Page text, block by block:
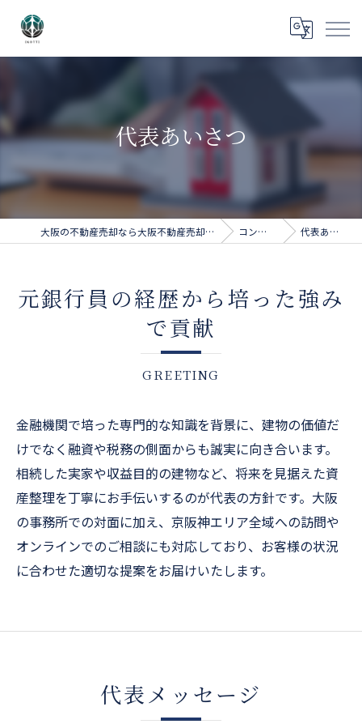
代表あいさつ
大阪の不動産売却なら大阪不動産売却相談センター コンセプト 代表あいさつ
元銀行員の経歴から培った強み
で貢献
GREETING
金融機関で培った専門的な知識を背景に、建物の価値だ
けでなく融資や税務の側面からも誠実に向き合います。
相続した実家や収益目的の建物など、将来を見据えた資
産整理を丁寧にお手伝いするのが代表の方針です。大阪
の事務所での対面に加え、京阪神エリア全域への訪問や
オンラインでのご相談にも対応しており、お客様の状況
に合わせた適切な提案をお届けいたします。
代表メッセージ